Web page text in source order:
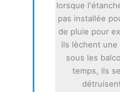
lorsque
pas installée
de pluie pour
ils lèchent
sous les
temps, ils